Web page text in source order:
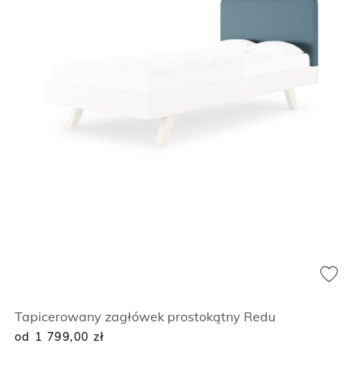
Tapicerowany zagłówek prostokątny Redu
od 1 799,00 zł